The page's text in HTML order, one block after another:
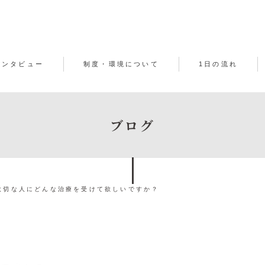
タビュー 制度・環境について 1日の流れ
ブログ
切な人にどんな治療を受けて欲しいですか？